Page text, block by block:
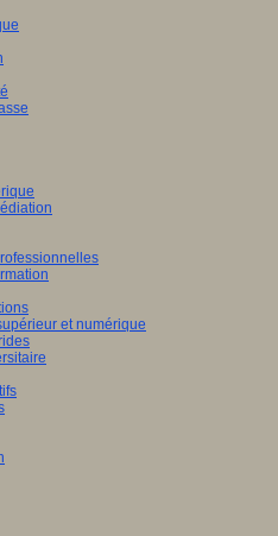
et numérique